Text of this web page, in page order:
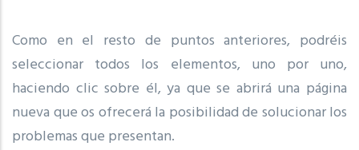
Como en el resto de puntos anteriores, podréis
seleccionar todos los elementos, uno por uno,
haciendo clic sobre él, ya que se abrirá una página
nueva que os ofrecerá la posibilidad de solucionar los
problemas que presentan.